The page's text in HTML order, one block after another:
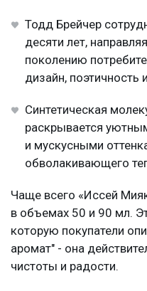
Тодд Брейчер
десяти лет,
поколению
дизайн, поэтичность
Синтетическая
раскрывается
и мускусными
обволакивающего
Чаще всего «Иссей
в объемах 50 и 90 мл.
которую покупатели
аромат" - она
чистоты и радости.